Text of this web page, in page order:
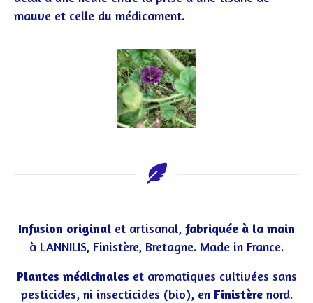
mauve et celle du médicament.
Infusion original et artisanal, fabriquée à la main
à LANNILIS, Finistère, Bretagne. Made in France.
Plantes médicinales et aromatiques cultivées sans
pesticides, ni insecticides (bio), en Finistèrenord.